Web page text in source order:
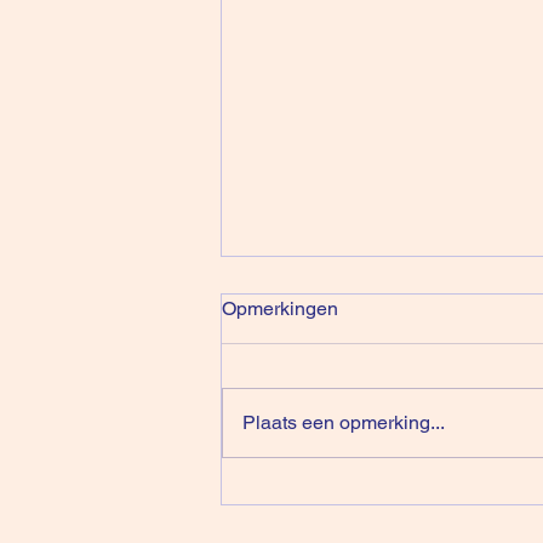
Opmerkingen
Plaats een opmerking...